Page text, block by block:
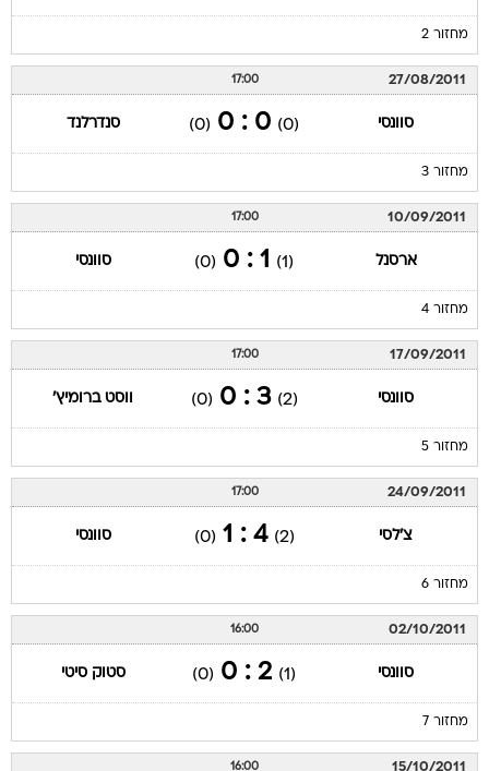
מחזור 2
27/08/2011
17:00
סוונסי (0)
0 : 0
(0) סנדרלנד
מחזור 3
10/09/2011
17:00
ארסנל (1)
1 : 0
(0) סוונסי
מחזור 4
17/09/2011
17:00
סוונסי (2)
3 : 0
(0) ווסט ברומיץ'
מחזור 5
24/09/2011
17:00
צ'לסי (2)
4 : 1
(0) סוונסי
מחזור 6
02/10/2011
16:00
סוונסי (1)
2 : 0
(0) סטוק סיטי
מחזור 7
15/10/2011
16:00